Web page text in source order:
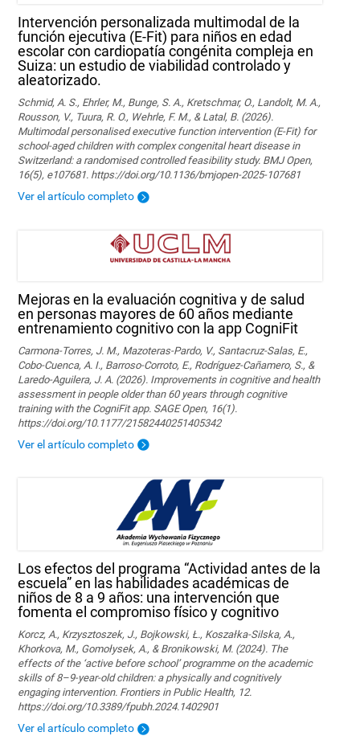
Intervención personalizada multimodal de la
función ejecutiva (E-Fit) para niños en edad
escolar con cardiopatía congénita compleja en
Suiza: un estudio de viabilidad controlado y
aleatorizado.
Schmid, A. S., Ehrler, M., Bunge, S. A., Kretschmar, O., Landolt, M. A.,
Rousson, V., Tuura, R. O., Wehrle, F. M., & Latal, B. (2026).
Multimodal personalised executive function intervention (E-Fit) for
school-aged children with complex congenital heart disease in
Switzerland: a randomised controlled feasibility study. BMJ Open,
16(5), e107681. https://doi.org/10.1136/bmjopen-2025-107681
Ver el artículo completo
Mejoras en la evaluación cognitiva y de salud
en personas mayores de 60 años mediante
entrenamiento cognitivo con la app CogniFit
Carmona-Torres, J. M., Mazoteras-Pardo, V., Santacruz-Salas, E.,
Cobo-Cuenca, A. I., Barroso-Corroto, E., Rodríguez-Cañamero, S., &
Laredo-Aguilera, J. A. (2026). Improvements in cognitive and health
assessment in people older than 60 years through cognitive
training with the CogniFit app. SAGE Open, 16(1).
https://doi.org/10.1177/21582440251405342
Ver el artículo completo
Los efectos del programa “Actividad antes de la
escuela” en las habilidades académicas de
niños de 8 a 9 años: una intervención que
fomenta el compromiso físico y cognitivo
Korcz, A., Krzysztoszek, J., Bojkowski, Ł., Koszałka-Silska, A.,
Khorkova, M., Gomołysek, A., & Bronikowski, M. (2024). The
effects of the ‘active before school’ programme on the academic
skills of 8–9-year-old children: a physically and cognitively
engaging intervention. Frontiers in Public Health, 12.
https://doi.org/10.3389/fpubh.2024.1402901
Ver el artículo completo